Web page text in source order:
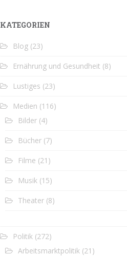
KATEGORIEN
Blog (23)
Ernährung und Gesundheit (8)
Lustiges (23)
Medien (116)
Bilder (4)
Bücher (7)
Filme (21)
Musik (15)
Theater (8)
Politik (272)
Arbeitsmarktpolitik (21)